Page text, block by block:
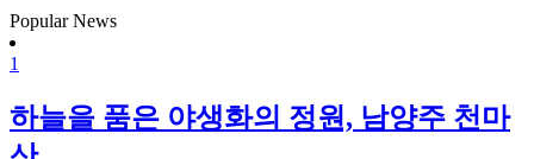
Popular News
1
하늘을 품은 야생화의 정원, 남양주 천마